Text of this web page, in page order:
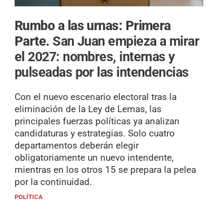
Rumbo a las urnas: Primera
Parte. San Juan empieza a mirar
el 2027: nombres, internas y
pulseadas por las intendencias
Con el nuevo escenario electoral tras la
eliminación de la Ley de Lemas, las
principales fuerzas políticas ya analizan
candidaturas y estrategias. Solo cuatro
departamentos deberán elegir
obligatoriamente un nuevo intendente,
mientras en los otros 15 se prepara la pelea
por la continuidad.
POLÍTICA